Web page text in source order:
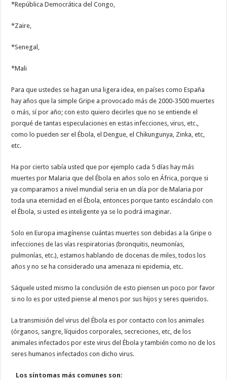
*República Democrática del Congo,
*Zaire,
*Senegal,
*Mali
Para que ustedes se hagan una ligera idea, en países como España
hay años que la simple Gripe a provocado más de 2000-3500 muertes
o más, sí por año; con esto quiero decirles que no se entiende el
porqué de tantas especulaciones en estas infecciones, virus, etc.,
como lo pueden ser el Ébola, el Dengue, el Chikungunya, Zinka, etc,
etc.
Ha por cierto sabía usted que por ejemplo cada 5 días hay más
muertes por Malaria que del Ébola en años solo en África, porque si
ya comparamos a nivel mundial seria en un día por de Malaria por
toda una eternidad en el Ébola, entonces porque tanto escándalo con
el Ébola, si usted es inteligente ya se lo podrá imaginar.
Solo en Europa imagínense cuántas muertes son debidas a la Gripe o
infecciones de las vías respiratorias (bronquitis, neumonías,
pulmonías, etc.), estamos hablando de docenas de miles, todos los
años y no se ha considerado una amenaza ni epidemia, etc.
Sáquele usted mismo la conclusión de esto piensen un poco por favor
si no lo es por usted piense al menos por sus hijos y seres queridos.
La transmisión del virus del Ébola es por contacto con los animales
(órganos, sangre, líquidos corporales, secreciones, etc, de los
animales infectados por este virus del Ébola y también como no de los
seres humanos infectados con dicho virus.
Los síntomas más comunes son: